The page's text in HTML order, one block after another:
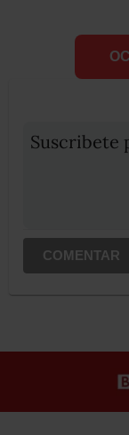
Suscribete
COMENTAR